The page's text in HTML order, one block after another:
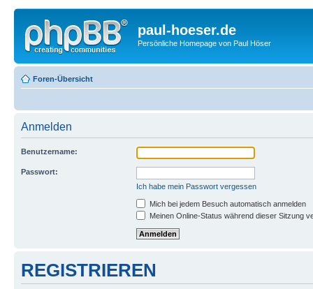
paul-hoeser.de
Persönliche Homepage von Paul Höser
Foren-Übersicht
Anmelden
Benutzername:
Passwort:
Ich habe mein Passwort vergessen
Mich bei jedem Besuch automatisch anmelden
Meinen Online-Status während dieser Sitzung
REGISTRIEREN